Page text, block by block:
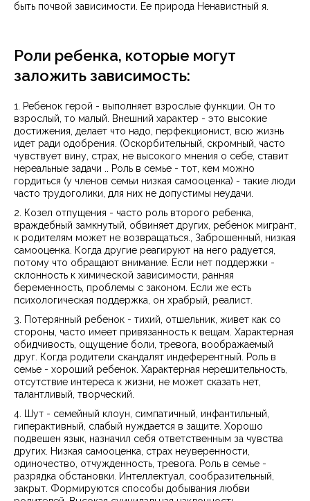
быть почвой зависимости. Ее природа Ненавистный я.
Роли ребенка, которые могут
заложить зависимость:
1. Ребенок герой - выполняет взрослые функции. Он то
взрослый, то малый. Внешний характер - это высокие
достижения, делает что надо, перфекционист, всю жизнь
идет ради одобрения. (Оскорбительный, скромный, часто
чувствует вину, страх, не высокого мнения о себе, ставит
нереальные задачи .. Роль в семье - тот, кем можно
гордиться (у членов семьи низкая самооценка) - такие люди
часто трудоголики, для них не допустимы неудачи.
2. Козел отпущения - часто роль второго ребенка,
враждебный замкнутый, обвиняет других, ребенок мигрант,
к родителям может не возвращаться., Заброшенный, низкая
самооценка. Когда другие реагируют на него радуется,
потому что обращают внимание. Если нет поддержки -
склонность к химической зависимости, ранняя
беременность, проблемы с законом. Если же есть
психологическая поддержка, он храбрый, реалист.
3. Потерянный ребенок - тихий, отшельник, живет как со
стороны, часто имеет привязанность к вещам. Характерная
обидчивость, ощущение боли, тревога, воображаемый
друг. Когда родители скандалят индеферентный. Роль в
семье - хороший ребенок. Характерная нерешительность,
отсутствие интереса к жизни, не может сказать нет,
талантливый, творческий.
4. Шут - семейный клоун, симпатичный, инфантильный,
гиперактивный, слабый нуждается в защите. Хорошо
подвешен язык, назначил себя ответственным за чувства
других. Низкая самооценка, страх неуверенности,
одиночество, отчужденность, тревога. Роль в семье -
разрядка обстановки. Интеллектуал, сообразительный,
закрыт. Формируются способы добывания любви